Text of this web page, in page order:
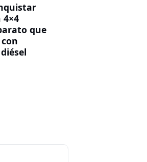
4×4
que